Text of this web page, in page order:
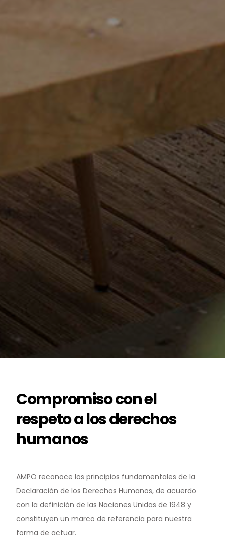
Compromiso con el
respeto a los derechos
humanos
AMPO reconoce los principios fundamentales de la
Declaración de los Derechos Humanos, de acuerdo
con la definición de las Naciones Unidas de 1948 y
constituyen un marco de referencia para nuestra
forma de actuar.